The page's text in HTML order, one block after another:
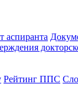
аспиранта
Рейтинг ППС